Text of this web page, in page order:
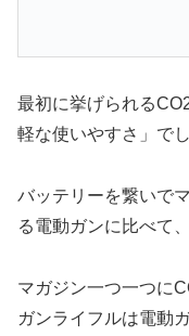
最初に挙げられる
軽な使いやすさ」でし
バッテリーを繋いで
る電動ガンに比べて、
マガジン一つ一つに
ガンライフルは電動